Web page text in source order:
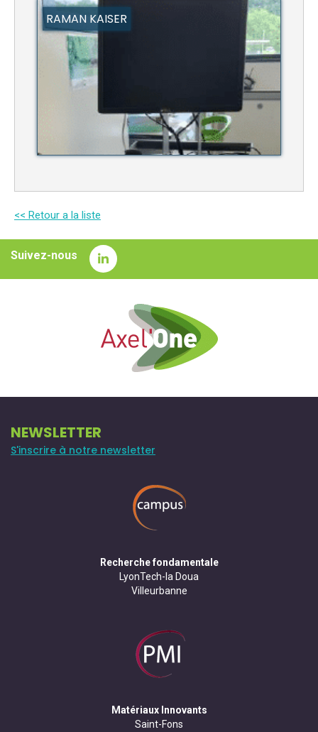
RAMAN KAISER
<< Retour a la liste
Suivez-nous
NEWSLETTER
S'inscrire à notre newsletter
Recherche fondamentale
LyonTech-la Doua
Villeurbanne
Matériaux Innovants
Saint-Fons